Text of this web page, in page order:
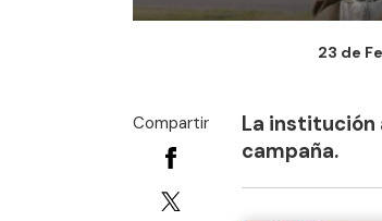
23 de
Compartir
La institución
campaña.